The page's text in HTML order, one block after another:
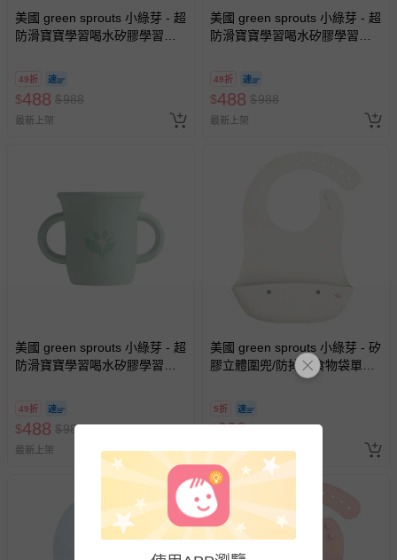
亦保留出貨與否的權利。離島、偏遠地區、樓層親送等加價
費用，可能會另需加收。
已出貨通知之訊息為主。
如您收到商品，請依正常流程檢查是否完好，若商品遇瑕疵
情形，您可申請更換新品或退貨，請見：
退貨的辦理流程。
預購商品：預購為海外同步代購，遇缺貨即會通知媽咪並協
助取消退款事宜。
商品如因「價格、組合」等錯誤原因，導致無法安排出貨，
會主動以簡訊及mail通知訂單取消事宜，並將提供適當補
美國 green sprouts 小綠芽 - 超
防滑寶寶學習喝水矽膠學習杯-
49折
$488 $988
最新上架
美國 green sprouts 小綠芽 - 超
防滑寶寶學習喝水矽膠學習杯-
49折
$488 $988
最新上架
美國 green sprouts 小綠芽 - 超
防滑寶寶學習喝水矽膠學習杯-
49折
$488 $988
最新上架
美國 green sprouts 小綠芽 - 矽
膠立體圍兜/防掉落食物袋單入
5折
$638 $1280
最新上架